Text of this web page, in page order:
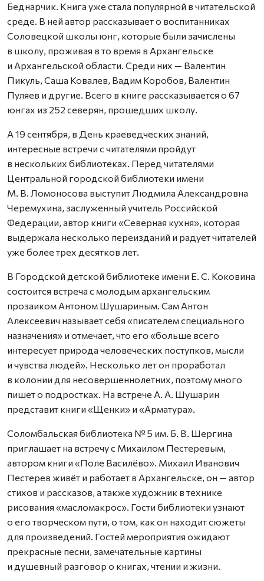
Беднарчик. Книга уже стала популярной в читательской
среде. В ней автор рассказывает о воспитанниках
Соловецкой школы юнг, которые были зачислены
в школу, проживая в то время в Архангельске
и Архангельской области. Среди них — Валентин
Пикуль, Саша Ковалев, Вадим Коробов, Валентин
Пуляев и другие. Всего в книге рассказывается о 67
юнгах из 252 северян, прошедших школу.
А 19 сентября, в День краеведческих знаний,
интересные встречи с читателями пройдут
в нескольких библиотеках. Перед читателями
Центральной городской библиотеки имени
М. В. Ломоносова выступит Людмила Александровна
Черемухина, заслуженный учитель Российской
Федерации, автор книги «Северная кухня», которая
выдержала несколько переизданий и радует читателей
уже более трех десятков лет.
В Городской детской библиотеке имени Е. С. Коковина
состоится встреча с молодым архангельским
прозаиком Антоном Шушариным. Сам Антон
Алексеевич называет себя «писателем специального
назначения» и отмечает, что его «больше всего
интересует природа человеческих поступков, мысли
и чувства людей». Несколько лет он проработал
в колонии для несовершеннолетних, поэтому много
пишет о подростках. На встрече А. А. Шушарин
представит книги «Щенки» и «Арматура».
Соломбальская библиотека № 5 им. Б. В. Шергина
приглашает на встречу с Михаилом Пестеревым,
автором книги «Поле Василёво». Михаил Иванович
Пестерев живёт и работает в Архангельске, он — автор
стихов и рассказов, а также художник в технике
рисования «масломакрос». Гости библиотеки узнают
о его творческом пути, о том, как он находит сюжеты
для произведений. Гостей мероприятия ожидают
прекрасные песни, замечательные картины
и душевный разговор о книгах, чтении и жизни.